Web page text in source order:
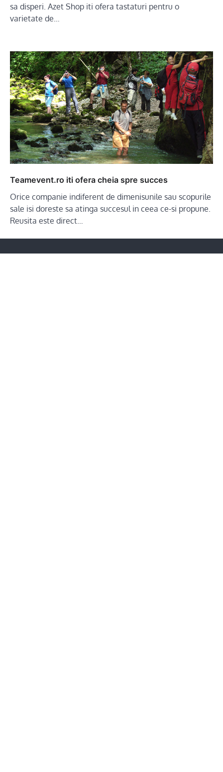
sa disperi. Azet Shop iti ofera tastaturi pentru o
varietate de…
Teamevent.ro iti ofera cheia spre succes
Orice companie indiferent de dimenisunile sau scopurile
sale isi doreste sa atinga succesul in ceea ce-si propune.
Reusita este direct…